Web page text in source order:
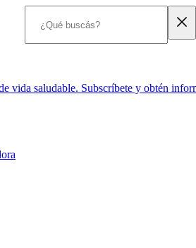
vida saludable. Subscríbete y obtén